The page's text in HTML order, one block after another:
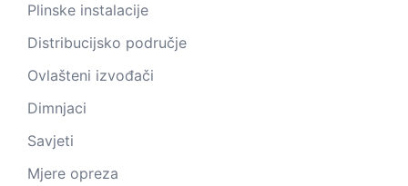
Plinske instalacije
Distribucijsko područje
Ovlašteni izvođači
Dimnjaci
Savjeti
Mjere opreza